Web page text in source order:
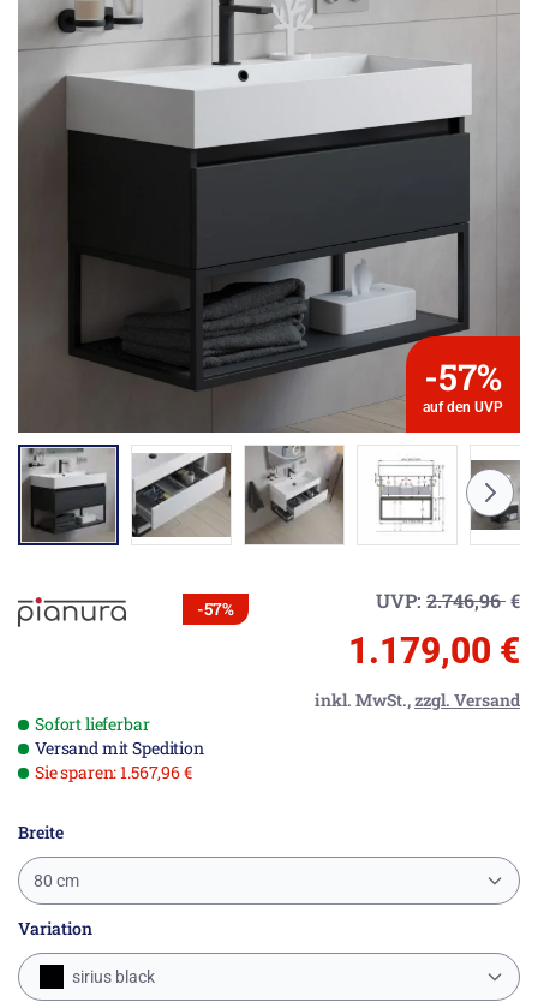
-57%
auf den UVP
-57% UVP: 2.746,96€
1.179,00 €
inkl. MwSt.,zzgl. Versand
Sofort lieferbar
Versand mit Spedition
Sie sparen: 1.567,96 €
Breite
80 cm
Variation
sirius black